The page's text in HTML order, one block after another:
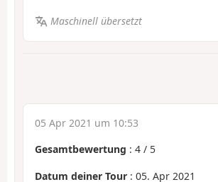
Maschinell übersetzt
05 Apr 2021 um 10:53
Gesamtbewertung : 4 / 5
Datum deiner Tour : 05. Apr 2021